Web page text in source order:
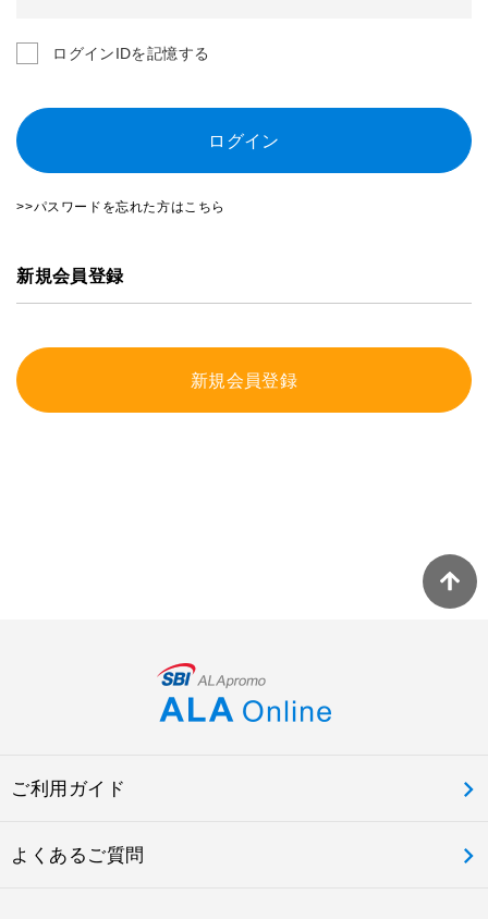
ログインIDを記憶する
ログイン
>>パスワードを忘れた方はこちら
新規会員登録
新規会員登録
ご利用ガイド
よくあるご質問